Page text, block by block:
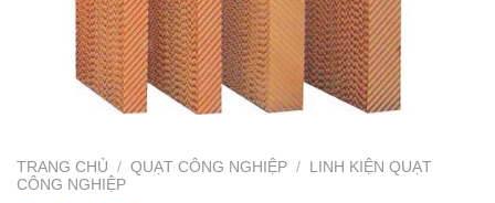
TRANG CHỦ / QUẠT CÔNG NGHIỆP /
LINH KIỆN QUẠT
CÔNG NGHIỆP